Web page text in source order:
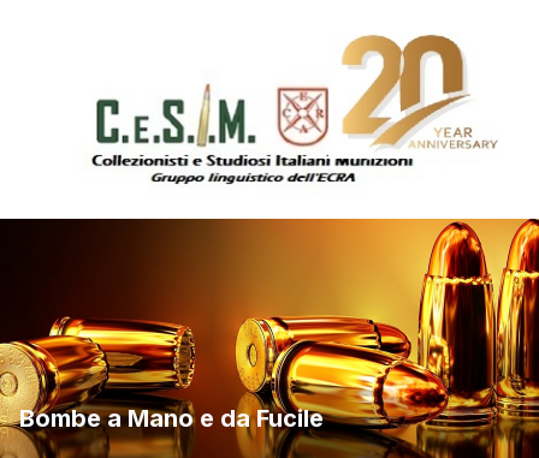
Bombe a Mano e da Fucile